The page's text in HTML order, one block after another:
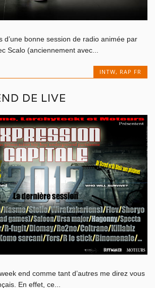
d’une bonne session de radio animée par
Scalo (anciennement avec...
INTW, RAP FR
DE LIVE
end comme tant d’autres me direz vous
En effet, ce...